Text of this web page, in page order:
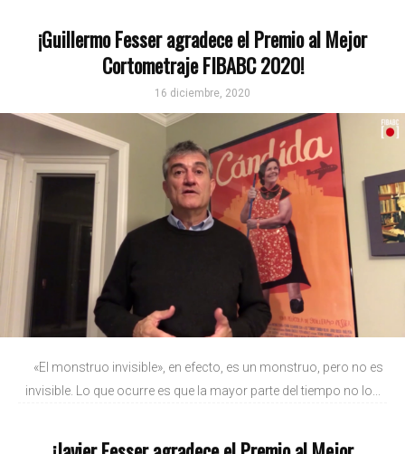
¡Guillermo Fesser agradece el Premio al Mejor
Cortometraje FIBABC 2020!
16 diciembre, 2020
«El monstruo invisible», en efecto, es un monstruo, pero no es
invisible. Lo que ocurre es que la mayor parte del tiempo no lo...